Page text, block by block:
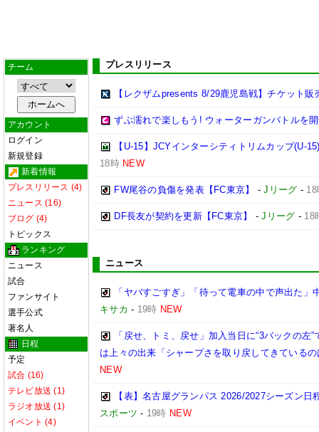
チーム
アカウント
ログイン
新規登録
新着情報
プレスリリース (4)
ニュース (16)
ブログ (4)
トピックス
ランキング
ニュース
試合
ファンサイト
選手公式
著名人
日程
予定
試合 (16)
テレビ放送 (1)
ラジオ放送 (1)
イベント (4)
プレスリリース
【レクザムpresents 8/29鹿児島戦】チケット販
ずぶ濡れで楽しもう! ウォーターガンバトルを
【U-15】JCYインターシティトリムカップ(U-
18時 NEW
FW尾谷の負傷を発表【FC東京】 -Jリーグ - 18
DF長友が契約を更新【FC東京】 -Jリーグ - 18
ニュース
「ヤバすごすぎ」「待って電車の中で声出た
キサカ - 19時 NEW
「戻せ、トミ、戻せ」加入当日に“3バックの
は上々の出来「シャープさを取り戻してきている
NEW
【表】名古屋グランパス 2026/2027シーズン
スポーツ - 19時 NEW